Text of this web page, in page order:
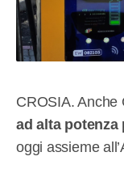
CROSIA. Anche
ad alta
oggi assieme